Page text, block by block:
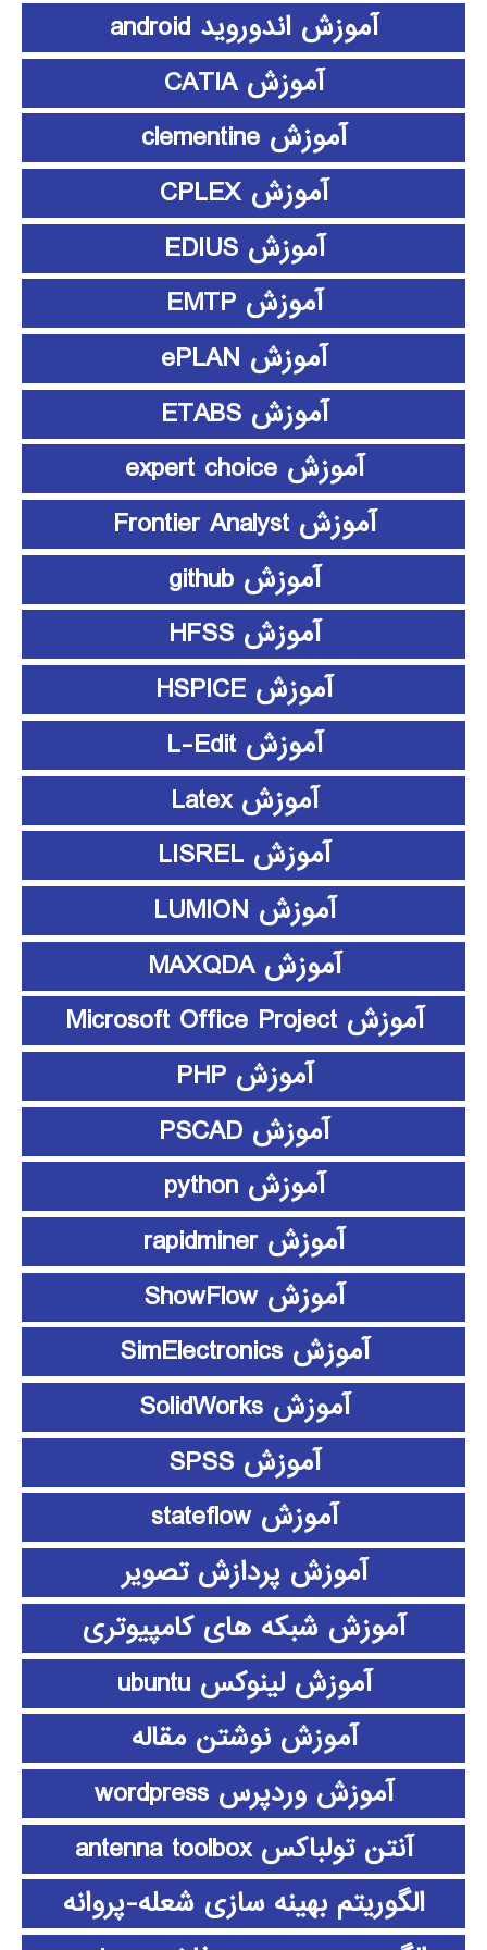
آموزش اندوروید android
آموزش CATIA
آموزش clementine
آموزش CPLEX
آموزش EDIUS
آموزش EMTP
آموزش ePLAN
آموزش ETABS
آموزش expert choice
آموزش Frontier Analyst
آموزش github
آموزش HFSS
آموزش HSPICE
آموزش L-Edit
آموزش Latex
آموزش LISREL
آموزش LUMION
آموزش MAXQDA
آموزش Microsoft Office Project
آموزش PHP
آموزش PSCAD
آموزش python
آموزش rapidminer
آموزش ShowFlow
آموزش SimElectronics
آموزش SolidWorks
آموزش SPSS
آموزش stateflow
آموزش پردازش تصویر
آموزش شبکه های کامپیوتری
آموزش لینوکس ubuntu
آموزش نوشتن مقاله
آموزش وردپرس wordpress
آنتن تولباکس antenna toolbox
الگوریتم بهینه سازی شعله-پروانه